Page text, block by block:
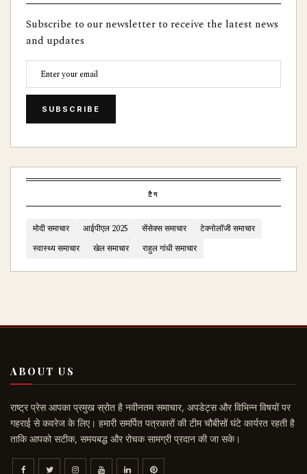
Subscribe to our newsletter to receive the latest news
and updates
SUBSCRIBE
टैग
मोदी समाचार आईपीएल 2025 सेंसेक्स समाचार
टेक्नोलॉजी समाचार
स्वास्थ्य समाचार
खेल समाचार राहुल गांधी समाचार
ABOUT US
राष्ट्र प्रेस आपका प्रमुख स्रोत है नवीनतम समाचार, अपडेट्स और विभिन्न विषयों पर
गहराई से कवरेज के लिए। हमारी समर्पित पत्रकारों की टीम चौबीसों घंटे कार्यरत रहती है
ताकि आपको सटीक, समयबद्ध और रोचक सामग्री प्रदान की जा सके।